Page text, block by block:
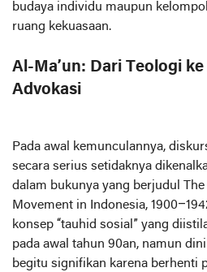
budaya individu maupun
ruang kekuasaan.
Al-Ma’un: Dari Teologi
Advokasi
Pada awal kemunculannya,
secara serius setidaknya
dalam bukunya yang berjudul
Movement in Indonesia,
konsep “tauhid sosial” yang
pada awal tahun 90an, namun
begitu signifikan karena berhenti